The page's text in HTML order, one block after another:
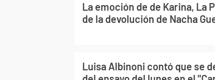
La emoción de de Karina, La
de la devolución de Nacha
Luisa Albinoni contó que se